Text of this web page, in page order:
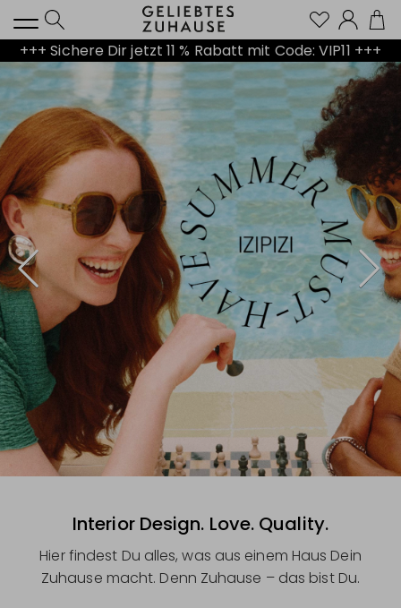
+++ Sichere Dir jetzt 11 % Rabatt mit Code: VIP11 +++
Interior Design. Love. Quality.
Hier findest Du alles, was aus einem Haus Dein
Zuhause macht. Denn Zuhause – das bist Du.